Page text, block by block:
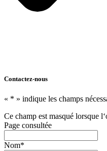
Contactez-nous
« * » indique les champs
Ce champ est masqué lorsque
Page consultée
Nom*